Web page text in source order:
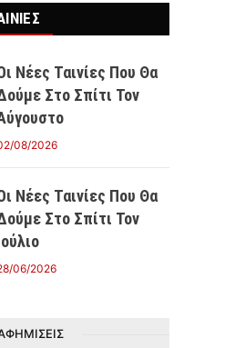
Νέες Ταινίες Που Θα
Στο Σπίτι Τον
08/2026
Νέες Ταινίες Που Θα
Στο Σπίτι Τον
06/2026